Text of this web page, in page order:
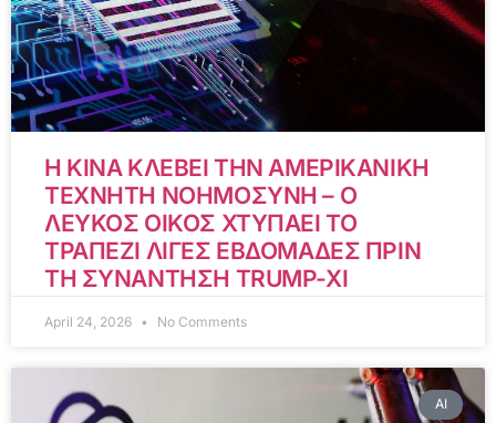
Η ΚΙΝΑ ΚΛΕΒΕΙ ΤΗΝ ΑΜΕΡΙΚΑΝΙΚΗ
ΤΕΧΝΗΤΗ ΝΟΗΜΟΣΥΝΗ – Ο
ΛΕΥΚΟΣ ΟΙΚΟΣ ΧΤΥΠΑΕΙ ΤΟ
ΤΡΑΠΕΖΙ ΛΙΓΕΣ ΕΒΔΟΜΑΔΕΣ ΠΡΙΝ
ΤΗ ΣΥΝΑΝΤΗΣΗ TRUMP-XI
April 24, 2026 No Comments
AI